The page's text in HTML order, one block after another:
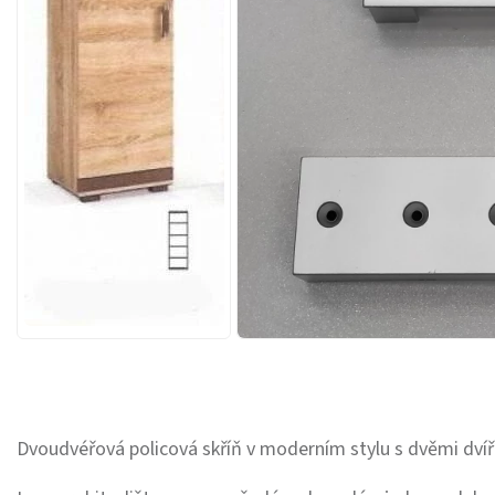
Dvoudvéřová policová skříň v moderním stylu s dvěmi